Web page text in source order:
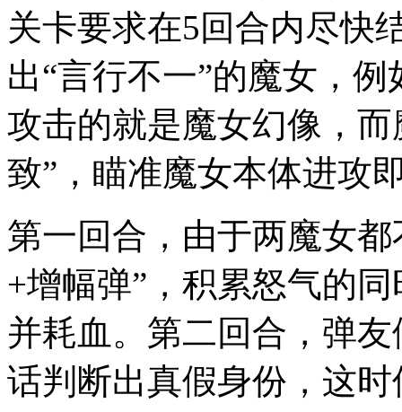
关卡要求在5回合内尽快
出“言行不一”的魔女，
攻击的就是魔女幻像，
致”，瞄准魔女本体进攻
第一回合，由于两魔女
+增幅弹”，积累怒气的
并耗血。第二回合，弹
话判断出真假身份，这